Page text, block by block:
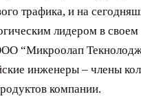
трафика, и на
лидером в своем
“Микроолап
инженеры – члены
компании.